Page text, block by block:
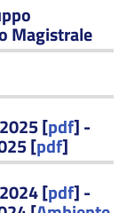
Magistrale
[pdf] -
[pdf]
[pdf] -